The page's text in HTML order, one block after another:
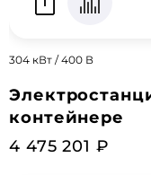
304 кВт / 400 В
контейнере
4 475 201 ₽